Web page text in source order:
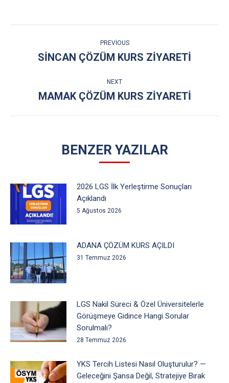
NAVIGATION
PREVIOUS
Previous
SINCAN ÇÖZÜM KURS ZIYARETI
NEXT
Next
MAMAK ÇÖZÜM KURS ZIYARETI
BENZER YAZILAR
2026 LGS İlk Yerleştirme Sonuçları
Açıklandı
5 Ağustos 2026
ADANA ÇÖZÜM KURS AÇILDI
31 Temmuz 2026
LGS Nakil Süreci & Özel Üniversitelerle
Görüşmeye Gidince Hangi Sorular
Sorulmalı?
28 Temmuz 2026
YKS Tercih Listesi Nasıl Oluşturulur? —
Geleceğini Şansa Değil, Stratejiye Bırak